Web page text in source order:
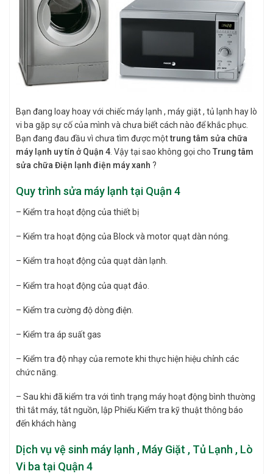
Bạn đang loay hoay với chiếc máy lạnh , máy giặt , tủ lạnh hay lò
vi ba gặp sự cố của mình và chưa biết cách nào để khắc phục.
Bạn đang đau đầu vì chưa tìm được mộttrung tâm sửa chữa
máy lạnh uy tín ở Quận 4 . Vậy tại sao không gọi cho Trung tâm
sửa chữa Điện lạnh điện máy xanh ?
Quy trình sửa máy lạnh tại Quận 4
– Kiểm tra hoạt động của thiết bị
– Kiểm tra hoạt động của Block và motor quạt dàn nóng.
– Kiểm tra hoạt động của quạt dàn lạnh.
– Kiểm tra hoạt động của quạt đảo.
– Kiểm tra cường độ dòng điện.
– Kiểm tra áp suất gas
– Kiểm tra độ nhạy của remote khi thực hiện hiệu chỉnh các
chức năng.
– Sau khi đã kiểm tra với tình trạng máy hoạt động bình thường
thì tắt máy, tắt nguồn, lập Phiếu Kiểm tra kỹ thuật thông báo
đến khách hàng
Dịch vụ vệ sinh máy lạnh , Máy Giặt , Tủ Lạnh , Lò
Vi ba tại Quận 4